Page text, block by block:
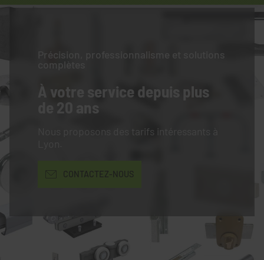
Précision, professionnalisme et solutions
complètes
À votre service depuis plus
de 20 ans
Nous proposons des tarifs intéressants à
CONTACTEZ-NOUS